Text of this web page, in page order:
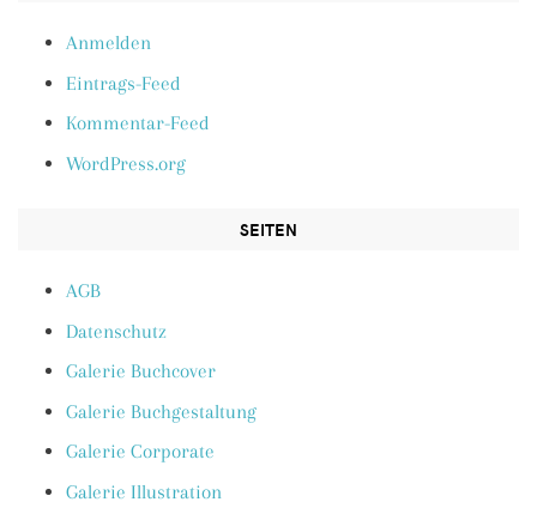
Anmelden
Eintrags-Feed
Kommentar-Feed
WordPress.org
SEITEN
AGB
Datenschutz
Galerie Buchcover
Galerie Buchgestaltung
Galerie Corporate
Galerie Illustration